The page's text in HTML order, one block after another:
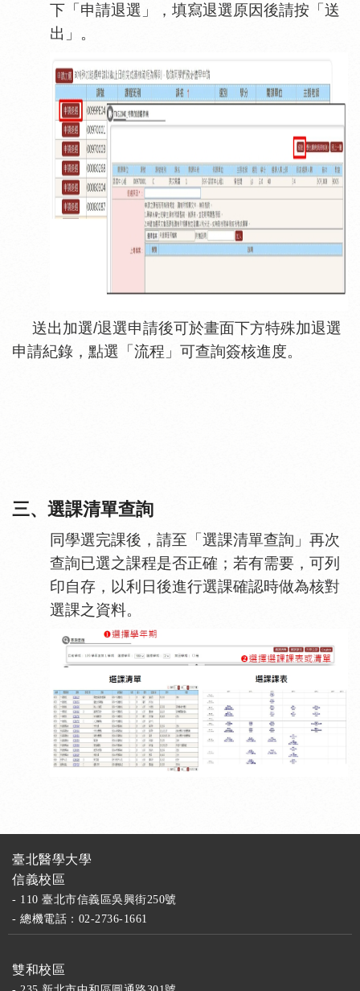
下「申請退選」，填寫退選原因後請按「送
出」。
送出加選/退選申請後可於畫面下方特殊加退選
申請紀錄，點選「流程」可查詢簽核進度。
三、選課清單查詢
同學選完課後，請至「選課清單查詢」再次
查詢已選之課程是否正確；若有需要，可列
印自存，以利日後進行選課確認時做為核對
選課之資料。
臺北醫學大學
信義校區
- 110 臺北市信義區吳興街250號
- 總機電話：02-2736-1661
雙和校區